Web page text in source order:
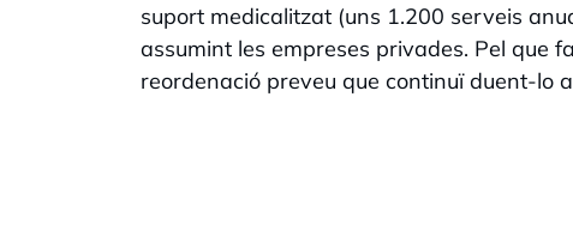
suport medicalitzat (uns 1.200 serveis
assumint les empreses privades. Pel que
reordenació preveu que continuï duent-lo